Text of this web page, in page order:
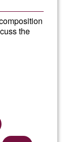
the